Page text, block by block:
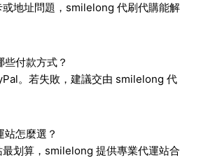
地址問題，smilelong 代刷代購能解
付款方式？
。若失敗，建議交由 smilelong 代
怎麼選？
划算，smilelong 提供專業代運站合